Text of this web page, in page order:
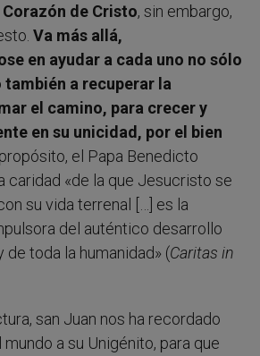
de Cristo, sin embargo,
Va más allá,
en ayudar a cada uno no sólo
también a recuperar la
el camino, para crecer y
en su unicidad, por el bien
propósito, el Papa Benedicto
caridad «de la que Jesucristo se
su vida terrenal […] es la
del auténtico desarrollo
de toda la humanidad» (Caritas in
san Juan nos ha recordado
a su Unigénito, para que